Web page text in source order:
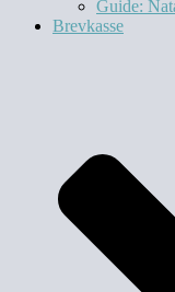
Guide:
Brevkasse